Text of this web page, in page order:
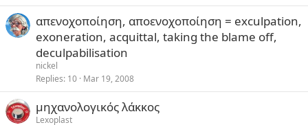
απενοχοποίηση, αποενοχοποίηση = exculpation,
exoneration, acquittal, taking the blame off,
deculpabilisation
nickel
Replies 10 Mar 19, 2008
μηχανολογικός λάκκος
Lexoplast